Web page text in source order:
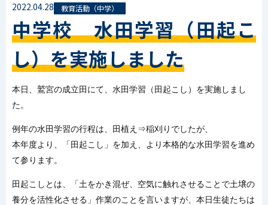
2022.04.28 教育活動（中学）
中学校 水田学習（田起こ
し）を実施しました
本日、鷲宮の成立田にて、水田学習（田起こし）を実施しまし
た。
例年の水田学習の行程は、田植え⇒稲刈りでしたが、
本年度より、「田起こし」を加え、より本格的な水田学習を進め
て参ります。
田起こしとは、「土をかき混ぜ、空気に触れさせることで土壌の
養分を活性化させる」作業のことを言いますが、本日生徒たちは